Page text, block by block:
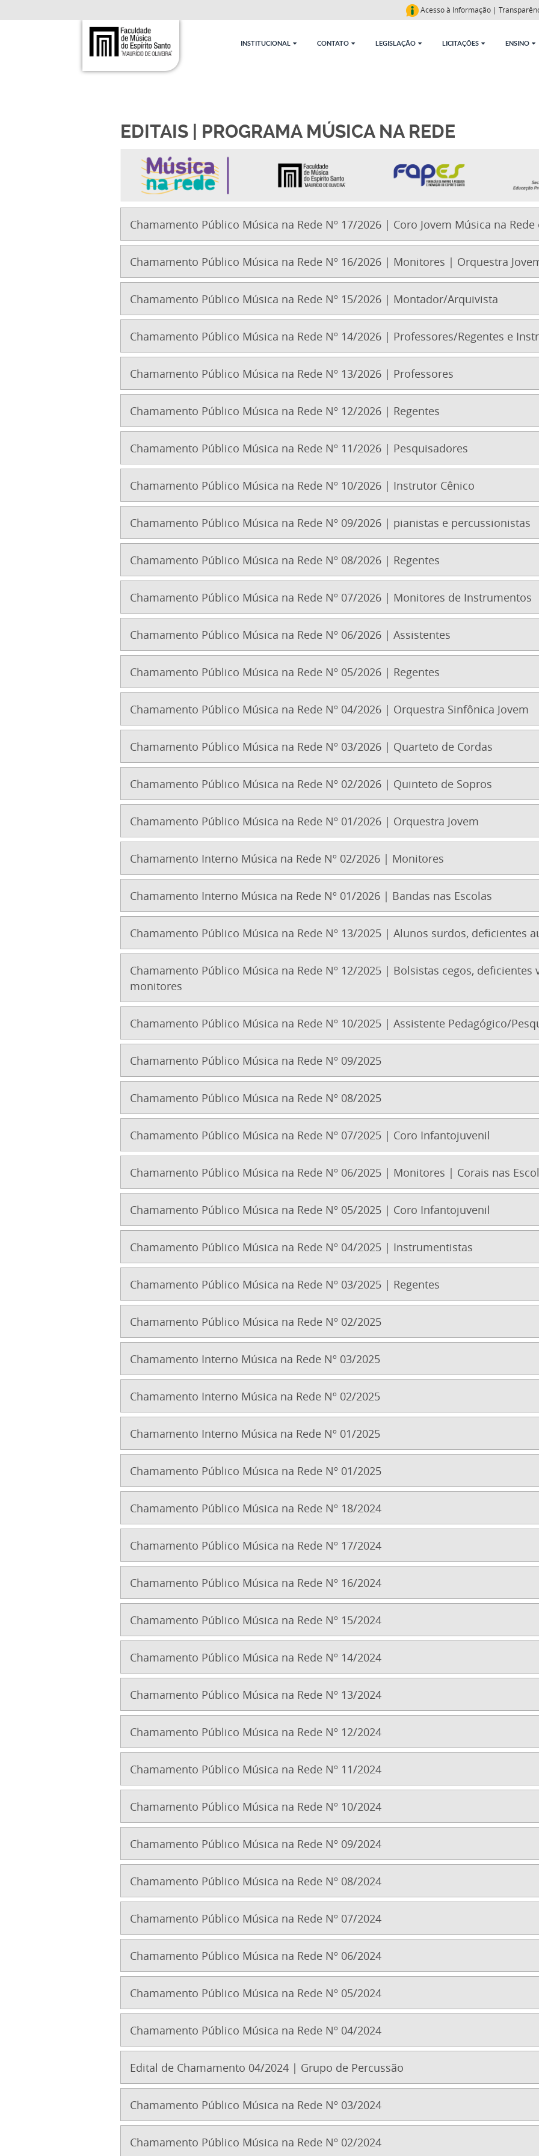
Acesso à Informação |
INSTITUCIONAL CONTATO LEGISLAÇÃO LICITAÇÕES ENSINO
EDITAIS | PROGRAMA MÚSICA NA REDE
Chamamento Público Música na Rede Nº 17/2026 | Coro Jovem Música na
Chamamento Público Música na Rede Nº 16/2026 | Monitores | Orquestra
Chamamento Público Música na Rede Nº 15/2026 | Montador/Arquivista
Chamamento Público Música na Rede Nº 14/2026 | Professores/Regentes e
Chamamento Público Música na Rede Nº 13/2026 | Professores
Chamamento Público Música na Rede Nº 12/2026 | Regentes
Chamamento Público Música na Rede Nº 11/2026 | Pesquisadores
Chamamento Público Música na Rede Nº 10/2026 | Instrutor Cênico
Chamamento Público Música na Rede Nº 09/2026 | pianistas e percussionistas
Chamamento Público Música na Rede Nº 08/2026 | Regentes
Chamamento Público Música na Rede Nº 07/2026 | Monitores de Instrumentos
Chamamento Público Música na Rede Nº 06/2026 | Assistentes
Chamamento Público Música na Rede Nº 05/2026 | Regentes
Chamamento Público Música na Rede Nº 04/2026 | Orquestra Sinfônica Jovem
Chamamento Público Música na Rede Nº 03/2026 | Quarteto de Cordas
Chamamento Público Música na Rede Nº 02/2026 | Quinteto de Sopros
Chamamento Público Música na Rede Nº 01/2026 | Orquestra Jovem
Chamamento Interno Música na Rede Nº 02/2026 | Monitores
Chamamento Interno Música na Rede Nº 01/2026 | Bandas nas Escolas
Chamamento Público Música na Rede Nº 13/2025 | Alunos surdos, deficientes
Chamamento Público Música na Rede Nº 12/2025 | Bolsistas cegos, deficientes
monitores
Chamamento Público Música na Rede Nº 10/2025 | Assistente Pedagógico/
Chamamento Público Música na Rede Nº 09/2025
Chamamento Público Música na Rede Nº 08/2025
Chamamento Público Música na Rede Nº 07/2025 | Coro Infantojuvenil
Chamamento Público Música na Rede Nº 06/2025 | Monitores | Corais nas
Chamamento Público Música na Rede Nº 05/2025 | Coro Infantojuvenil
Chamamento Público Música na Rede Nº 04/2025 | Instrumentistas
Chamamento Público Música na Rede Nº 03/2025 | Regentes
Chamamento Público Música na Rede Nº 02/2025
Chamamento Interno Música na Rede Nº 03/2025
Chamamento Interno Música na Rede Nº 02/2025
Chamamento Interno Música na Rede Nº 01/2025
Chamamento Público Música na Rede Nº 01/2025
Chamamento Público Música na Rede Nº 18/2024
Chamamento Público Música na Rede Nº 17/2024
Chamamento Público Música na Rede Nº 16/2024
Chamamento Público Música na Rede Nº 15/2024
Chamamento Público Música na Rede Nº 14/2024
Chamamento Público Música na Rede Nº 13/2024
Chamamento Público Música na Rede Nº 12/2024
Chamamento Público Música na Rede Nº 11/2024
Chamamento Público Música na Rede Nº 10/2024
Chamamento Público Música na Rede Nº 09/2024
Chamamento Público Música na Rede Nº 08/2024
Chamamento Público Música na Rede Nº 07/2024
Chamamento Público Música na Rede Nº 06/2024
Chamamento Público Música na Rede Nº 05/2024
Chamamento Público Música na Rede Nº 04/2024
Edital de Chamamento 04/2024 | Grupo de Percussão
Chamamento Público Música na Rede Nº 03/2024
Chamamento Público Música na Rede Nº 02/2024